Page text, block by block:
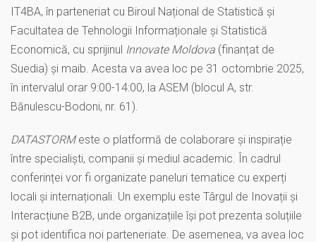
IT4BA, în parteneriat cu Biroul Național de Statistică și
Facultatea de Tehnologii Informaționale și Statistică
Economică, cu sprijinul Innovate Moldova (finanțat de
Suedia) și maib. Acesta va avea loc pe 31 octombrie 2025,
în intervalul orar 9:00-14:00, la ASEM (blocul A, str.
Bănulescu-Bodoni, nr. 61).
DATASTORMeste o platformă de colaborare și inspirație
între specialiști, companii și mediul academic. În cadrul
conferinței vor fi organizate paneluri tematice cu experți
locali și internaționali. Un exemplu este Târgul de Inovații și
Interacțiune B2B, unde organizațiile își pot prezenta soluțiile
și pot identifica noi parteneriate. De asemenea, va avea loc